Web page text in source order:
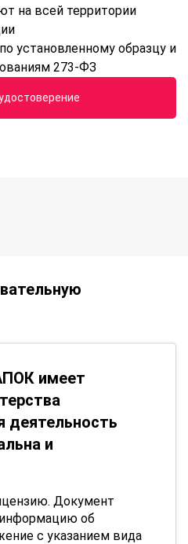
на всей территории
установленному образцу и
273-ФЗ
имеет
деятельность
и
Документ
об
с указанием вида